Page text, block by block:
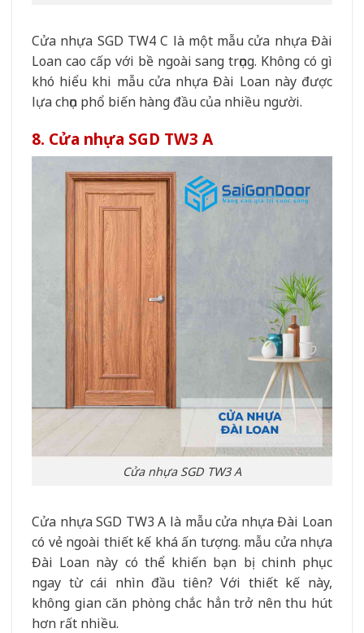
Cửa nhựa SGD TW4 C là một mẫu cửa nhựa Đài
Loan cao cấp với bề ngoài sang trọng. Không có gì
khó hiểu khi mẫu cửa nhựa Đài Loan này được
lựa chọn phổ biến hàng đầu của nhiều người.
8. Cửa nhựa SGD TW3 A
Cửa nhựa SGD TW3 A
Cửa nhựa SGD TW3 A là mẫu cửa nhựa Đài Loan
có vẻ ngoài thiết kế khá ấn tượng. mẫu cửa nhựa
Đài Loan này có thể khiến bạn bị chinh phục
ngay từ cái nhìn đầu tiên? Với thiết kế này,
không gian căn phòng chắc hẳn trở nên thu hút
hơn rất nhiều.